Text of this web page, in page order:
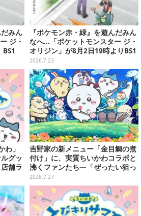
みん
ジ・
『ポケモン赤・緑』を遊んだみん
なへ…「ポケットモンスター ジ・
オリジン」が8月2日19時よりBS1
2・日曜アニメ劇場で放送決定！
2026.7.23
わ」
グッ
舗ラ
で盛
吉野家の新メニュー「金目鯛の煮
付け」に、実質ちいかわコラボと
沸くファンたち―「ぜったい狙っ
ただろ！」「映画公開のタイミン
グで妙だな？」
2026.7.27